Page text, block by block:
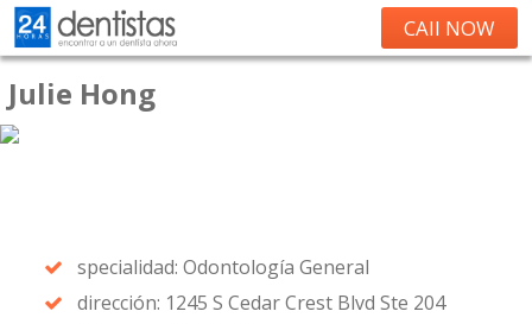
CAll NOW
Julie Hong
specialidad: Odontología General
dirección: 1245 S Cedar Crest Blvd Ste 204